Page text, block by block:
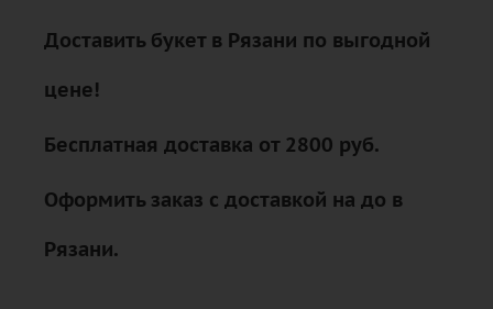
Доставить букет в Рязани по выгодной
цене!
Бесплатная доставка от 2800 руб.
Оформить заказ с доставкой на до в
Рязани.